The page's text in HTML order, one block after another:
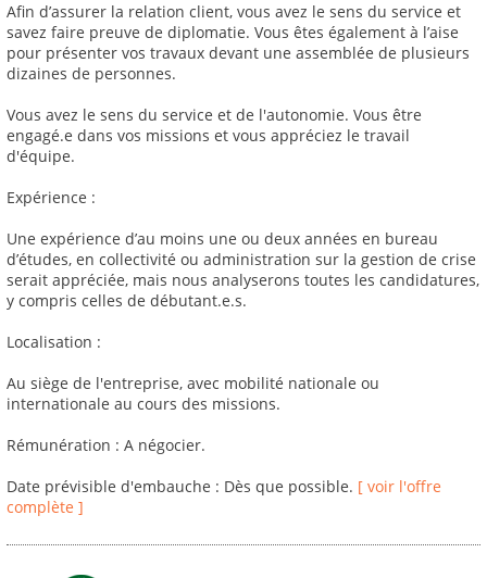
Afin d’assurer la relation client, vous avez le sens du service et
savez faire preuve de diplomatie. Vous êtes également à l’aise
pour présenter vos travaux devant une assemblée de plusieurs
dizaines de personnes.
Vous avez le sens du service et de l'autonomie. Vous être
engagé.e dans vos missions et vous appréciez le travail
d'équipe.
Expérience :
Une expérience d’au moins une ou deux années en bureau
d’études, en collectivité ou administration sur la gestion de crise
serait appréciée, mais nous analyserons toutes les candidatures,
y compris celles de débutant.e.s.
Localisation :
Au siège de l'entreprise, avec mobilité nationale ou
internationale au cours des missions.
Rémunération : A négocier.
Date prévisible d'embauche : Dès que possible. [ voir l'offre
complète ]